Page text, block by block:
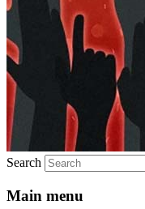
Search
Main menu